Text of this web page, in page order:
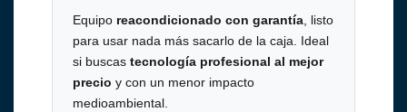
Equipo reacondicionado con garantía, listo
para usar nada más sacarlo de la caja. Ideal
si buscas tecnología profesional al mejor
precio y con un menor impacto
medioambiental.